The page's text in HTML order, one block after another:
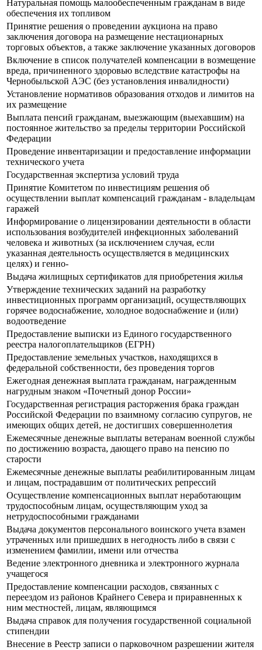
Натуральная помощь малообеспеченным гражданам в виде
обеспечения их топливом
Принятие решения о проведении аукциона на право
заключения договора на размещение нестационарных
торговых объектов, а также заключение указанных договоров
Включение в список получателей компенсации в возмещение
вреда, причиненного здоровью вследствие катастрофы на
Чернобыльской АЭС (без установления инвалидности)
Установление нормативов образования отходов и лимитов на
их размещение
Выплата пенсий гражданам, выезжающим (выехавшим) на
постоянное жительство за пределы территории Российской
Федерации
Проведение инвентаризации и предоставление информации
технического учета
Государственная экспертиза условий труда
Принятие Комитетом по инвестициям решения об
осуществлении выплат компенсаций гражданам - владельцам
гаражей
Информирование о лицензировании деятельности в области
использования возбудителей инфекционных заболеваний
человека и животных (за исключением случая, если
указанная деятельность осуществляется в медицинских
целях) и генно-
Выдача жилищных сертификатов для приобретения жилья
Утверждение технических заданий на разработку
инвестиционных программ организаций, осуществляющих
горячее водоснабжение, холодное водоснабжение и (или)
водоотведение
Предоставление выписки из Единого государственного
реестра налогоплательщиков (ЕГРН)
Предоставление земельных участков, находящихся в
федеральной собственности, без проведения торгов
Ежегодная денежная выплата гражданам, награжденным
нагрудным знаком «Почетный донор России»
Государственная регистрация расторжения брака граждан
Российской Федерации по взаимному согласию супругов, не
имеющих общих детей, не достигших совершеннолетия
Ежемесячные денежные выплаты ветеранам военной службы
по достижению возраста, дающего право на пенсию по
старости
Ежемесячные денежные выплаты реабилитированным лицам
и лицам, пострадавшим от политических репрессий
Осуществление компенсационных выплат неработающим
трудоспособным лицам, осуществляющим уход за
нетрудоспособными гражданами
Выдача документов персонального воинского учета взамен
утраченных или пришедших в негодность либо в связи с
изменением фамилии, имени или отчества
Ведение электронного дневника и электронного журнала
учащегося
Предоставление компенсации расходов, связанных с
переездом из районов Крайнего Севера и приравненных к
ним местностей, лицам, являющимся
Выдача справок для получения государственной социальной
стипендии
Внесение в Реестр записи о парковочном разрешении жителя